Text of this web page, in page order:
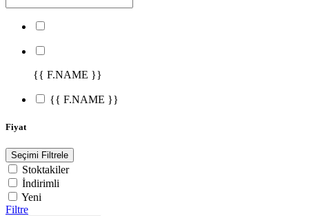
{{ F.NAME }}
{{ F.NAME }}
Fiyat
Seçimi Filtrele
Stoktakiler
İndirimli
Yeni
Filtre